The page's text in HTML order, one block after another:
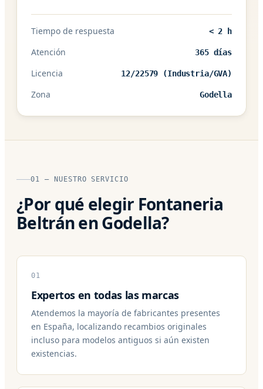
Tiempo de respuesta < 2 h
Atención 365 días
Licencia 12/22579 (Industria/GVA)
Zona Godella
01 — NUESTRO SERVICIO
¿Por qué elegir Fontaneria
Beltrán en Godella?
01
Expertos en todas las marcas
Atendemos la mayoría de fabricantes presentes
en España, localizando recambios originales
incluso para modelos antiguos si aún existen
existencias.